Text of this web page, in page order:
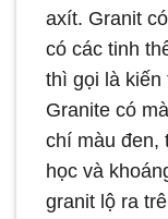
axít. Granit
có các tinh
thì gọi là kiến
Granite có
chí màu đen,
học và
granit lộ ra